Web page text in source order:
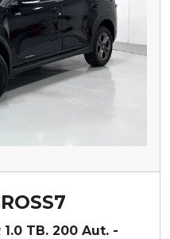
1.0 TB. 200 Aut. -